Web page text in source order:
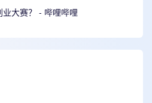
大赛？ - 哔哩哔哩